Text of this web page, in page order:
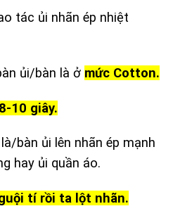
tác ủi nhãn ép nhiệt
ủi/bàn là ở mức Cotton.
8-10 giây.
bàn ủi lên nhãn ép mạnh
hay ủi quần áo.
tí rồi ta lột nhãn.